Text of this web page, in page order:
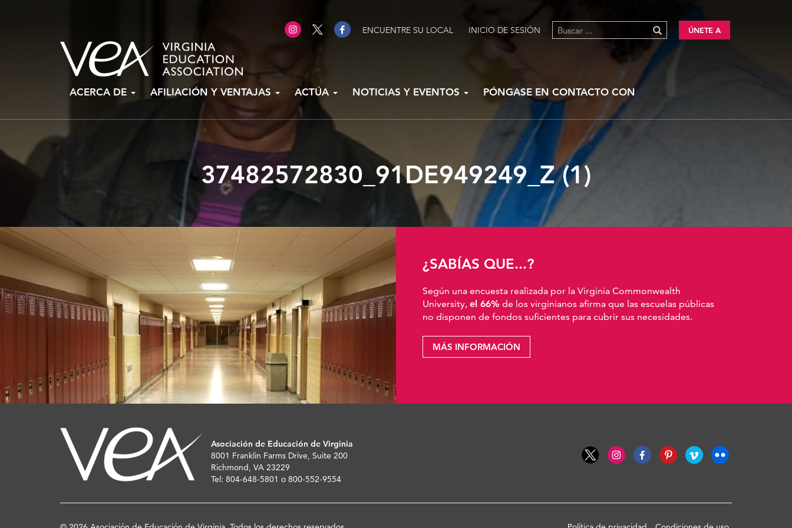
ENCUENTRE SU LOCAL INICIO DE SESIÓN ÚNETE A
ACERCA DE AFILIACIÓN Y VENTAJAS ACTÚA NOTICIAS Y EVENTOS PÓNGASE EN CONTACTO CON
37482572830_91DE949249_Z (1)
¿SABÍAS QUE...?
Según una encuesta realizada por la Virginia Commonwealth
University, el 66% de los virginianos afirma que las escuelas públicas
no disponen de fondos suficientes para cubrir sus necesidades.
MÁS INFORMACIÓN
Asociación de Educación de Virginia
8001 Franklin Farms Drive, Suite 200
Richmond, VA 23229
Tel: 804-648-5801 o 800-552-9554